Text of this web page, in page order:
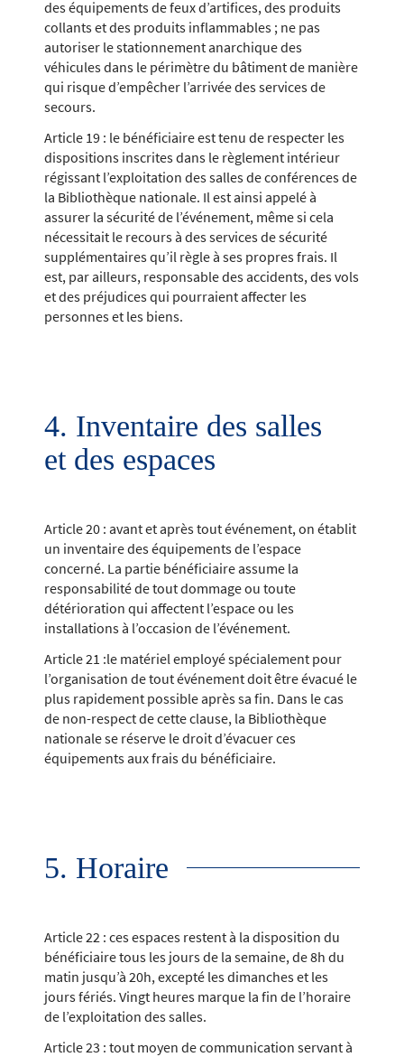
des équipements de feux d’artifices, des produits
collants et des produits inflammables ; ne pas
autoriser le stationnement anarchique des
véhicules dans le périmètre du bâtiment de manière
qui risque d’empêcher l’arrivée des services de
secours.
Article 19 : le bénéficiaire est tenu de respecter les
dispositions inscrites dans le règlement intérieur
régissant l’exploitation des salles de conférences de
la Bibliothèque nationale. Il est ainsi appelé à
assurer la sécurité de l’événement, même si cela
nécessitait le recours à des services de sécurité
supplémentaires qu’il règle à ses propres frais. Il
est, par ailleurs, responsable des accidents, des vols
et des préjudices qui pourraient affecter les
personnes et les biens.
4. Inventaire des salles
et des espaces
Article 20 : avant et après tout événement, on établit
un inventaire des équipements de l’espace
concerné. La partie bénéficiaire assume la
responsabilité de tout dommage ou toute
détérioration qui affectent l’espace ou les
installations à l’occasion de l’événement.
Article 21 :le matériel employé spécialement pour
l’organisation de tout événement doit être évacué le
plus rapidement possible après sa fin. Dans le cas
de non-respect de cette clause, la Bibliothèque
nationale se réserve le droit d’évacuer ces
équipements aux frais du bénéficiaire.
5. Horaire
Article 22 : ces espaces restent à la disposition du
bénéficiaire tous les jours de la semaine, de 8h du
matin jusqu’à 20h, excepté les dimanches et les
jours fériés. Vingt heures marque la fin de l’horaire
de l’exploitation des salles.
Article 23 : tout moyen de communication servant à